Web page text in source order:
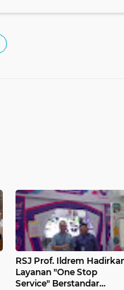
RSJ Prof. Ildrem
Layanan "One Stop
Service" Berstandar